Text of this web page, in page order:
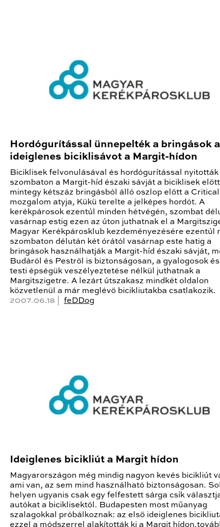
Hordógurítással ünnepelték a bringások
ideiglenes biciklisávot a Margit-hídon
Biciklisek felvonulásával és hordógurítással nyitották
szombaton a Margit-híd északi sávját a biciklisek
mintegy kétszáz bringásból álló oszlop előtt a
mozgalom atyja, Kükü terelte a jelképes hordót. A
kerékpárosok ezentúl minden hétvégén, szombat
vasárnap estig ezen az úton juthatnak el a
Magyar Kerékpárosklub kezdeményezésére ezentúl
szombaton délután két órától vasárnap este hatig a
bringások használhatják a Margit-híd északi sávját,
Budáról és Pestről is biztonságosan, a gyalogosok
testi épségük veszélyeztetése nélkül juthatnak a
Margitszigetre. A lezárt útszakasz mindkét oldalon
közvetlenül a már meglévő bicikliutakba csatlakozik.
2007.06.18 | feDDog
Ideiglenes bicikliút a Margit hídon
Magyarországon még mindig nagyon kevés bicikliút
ami van, az sem mind használható biztonságosan.
helyen ugyanis csak egy felfestett sárga csík
autókat a biciklisektől. Budapesten most műanyag
szalagokkal próbálkoznak: az első ideiglenes
ezzel a módszerrel alakították ki a Margit